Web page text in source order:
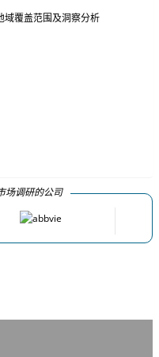
域覆盖范围及洞察分析
场调研的公司